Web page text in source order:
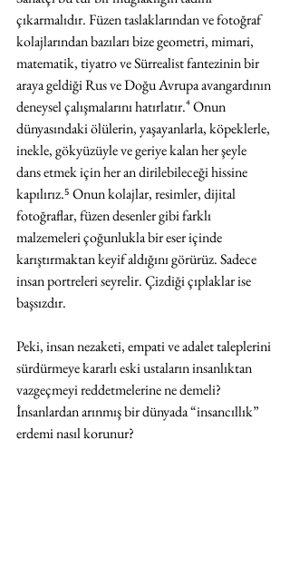
çıkarmalıdır. Füzen taslaklarından ve fotoğraf
kolajlarından bazıları bize geometri, mimari,
matematik, tiyatro ve Sürrealist fantezinin bir
araya geldiği Rus ve Doğu Avrupa avangardının
deneysel çalışmalarını hatırlatır.⁴ Onun
dünyasındaki ölülerin, yaşayanlarla, köpeklerle,
inekle, gökyüzüyle ve geriye kalan her şeyle
dans etmek için her an dirilebileceği hissine
kapılırız.⁵ Onun kolajlar, resimler, dijital
fotoğraflar, füzen desenler gibi farklı
malzemeleri çoğunlukla bir eser içinde
karıştırmaktan keyif aldığını görürüz. Sadece
insan portreleri seyrelir. Çizdiği çıplaklar ise
başsızdır.
Peki, insan nezaketi, empati ve adalet taleplerini
sürdürmeye kararlı eski ustaların insanlıktan
vazgeçmeyi reddetmelerine ne demeli?
İnsanlardan arınmış bir dünyada “insancıllık”
erdemi nasıl korunur?